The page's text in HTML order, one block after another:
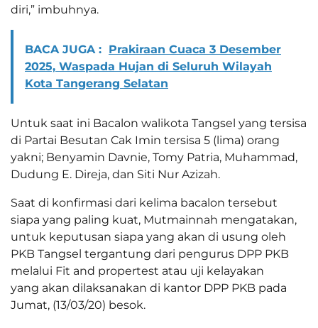
diri,” imbuhnya.
BACA JUGA : Prakiraan Cuaca 3 Desember
2025, Waspada Hujan di Seluruh Wilayah
Kota Tangerang Selatan
Untuk saat ini Bacalon walikota Tangsel yang tersisa
di Partai Besutan Cak Imin tersisa 5 (lima) orang
yakni; Benyamin Davnie, Tomy Patria, Muhammad,
Dudung E. Direja, dan Siti Nur Azizah.
Saat di konfirmasi dari kelima bacalon tersebut
siapa yang paling kuat, Mutmainnah mengatakan,
untuk keputusan siapa yang akan di usung oleh
PKB Tangsel tergantung dari pengurus DPP PKB
melalui Fit and propertest atau uji kelayakan
yang akan dilaksanakan di kantor DPP PKB pada
Jumat, (13/03/20) besok.